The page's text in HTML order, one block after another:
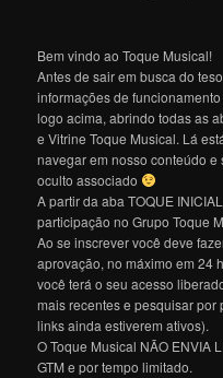
Bem vindo ao Toque Musical!
Antes de sair em busca do
informações de
logo acima, abrindo todas as
e Vitrine Toque Musical. Lá
navegar em nosso conteúdo
oculto associado
A partir da aba TOQUE
participação no Grupo Toque
Ao se inscrever você deve
aprovação, no máximo em 24
você terá o seu acesso
mais recentes e pesquisar
links ainda estiverem ativos).
O Toque Musical NÃO ENVIA
GTM e por tempo limitado.